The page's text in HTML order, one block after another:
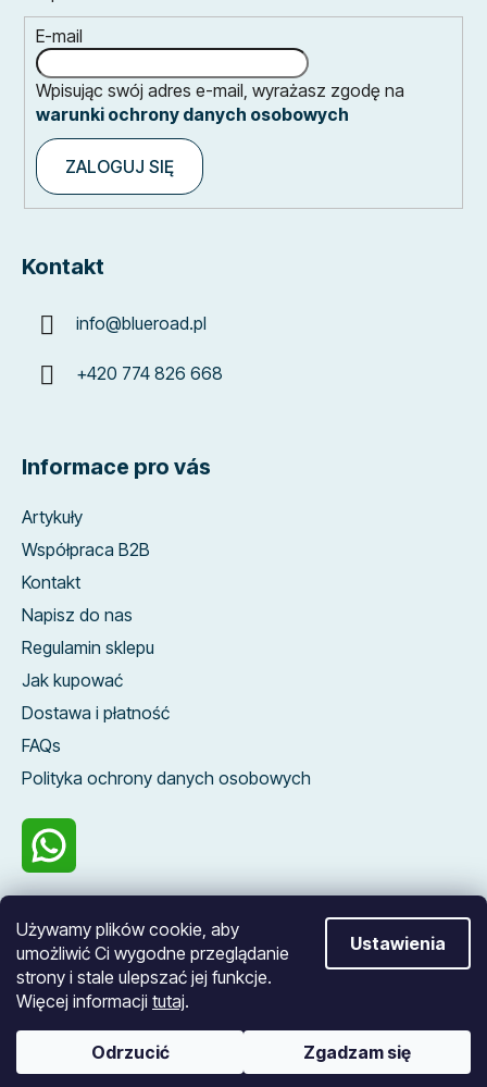
Używamy plików cookie, aby
umożliwić Ci wygodne przeglądanie
strony i stale ulepszać jej funkcje.
Więcej informacji tutaj.
Ustawienia
Odrzucić Zgadzam się
E-mail
Wpisując swój adres e-mail, wyrażasz zgodę na
warunki ochrony danych osobowych
ZALOGUJ SIĘ
Kontakt
info@blueroad.pl
+420 774 826 668
Informace pro vás
Artykuły
Współpraca B2B
Kontakt
Napisz do nas
Regulamin sklepu
Jak kupować
Dostawa i płatność
FAQs
Polityka ochrony danych osobowych
100 %
zákazníků nás
doporučuje
Opracował Shoptet
Copyright 2026Blueroad. Wszystkie prawa